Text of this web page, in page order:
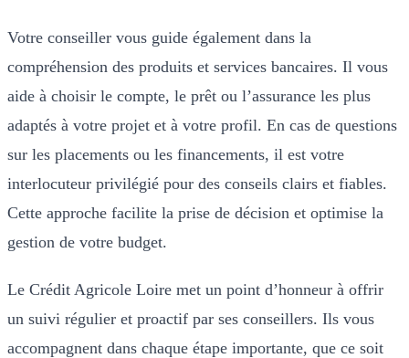
Votre conseiller vous guide également dans la
compréhension des produits et services bancaires. Il vous
aide à choisir le compte, le prêt ou l’assurance les plus
adaptés à votre projet et à votre profil. En cas de questions
sur les placements ou les financements, il est votre
interlocuteur privilégié pour des conseils clairs et fiables.
Cette approche facilite la prise de décision et optimise la
gestion de votre budget.
Le Crédit Agricole Loire met un point d’honneur à offrir
un suivi régulier et proactif par ses conseillers. Ils vous
accompagnent dans chaque étape importante, que ce soit